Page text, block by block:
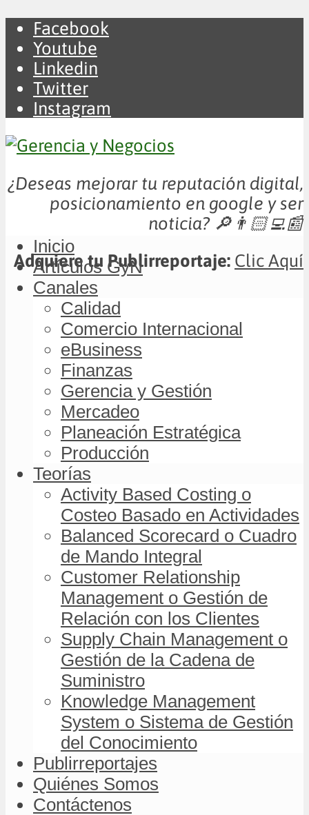
Facebook
Youtube
Linkedin
Twitter
Instagram
¿Deseas mejorar tu reputación digital,
posicionamiento en google y ser
noticia? 🔎👨🏻‍💻📰
Adquiere tu Publirreportaje: Clic Aquí
Inicio
Artículos GyN
Canales
Calidad
Comercio Internacional
eBusiness
Finanzas
Gerencia y Gestión
Mercadeo
Planeación Estratégica
Producción
Teorías
Activity Based Costing o
Costeo Basado en Actividades
Balanced Scorecard o Cuadro
de Mando Integral
Customer Relationship
Management o Gestión de
Relación con los Clientes
Supply Chain Management o
Gestión de la Cadena de
Suministro
Knowledge Management
System o Sistema de Gestión
del Conocimiento
Publirreportajes
Quiénes Somos
Contáctenos